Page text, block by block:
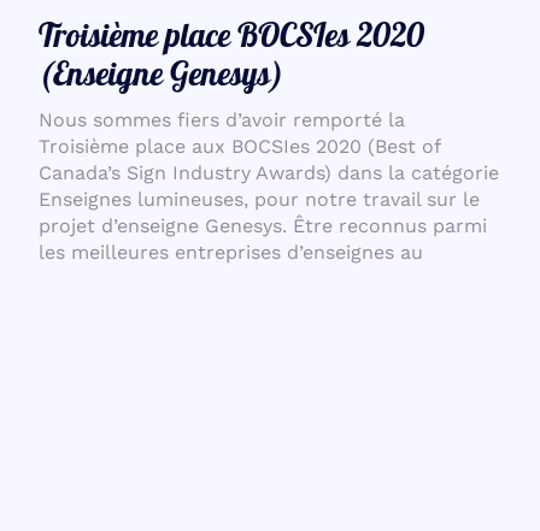
Troisième place BOCSIes 2020
(Enseigne Genesys)
Nous sommes fiers d’avoir remporté la
Troisième place aux BOCSIes 2020 (Best of
Canada’s Sign Industry Awards) dans la catégorie
Enseignes lumineuses, pour notre travail sur le
projet d’enseigne Genesys. Être reconnus parmi
les meilleures entreprises d’enseignes au